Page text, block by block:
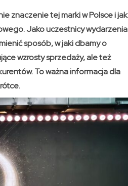
znaczenie tej marki w Polsce i jak
Jako uczestnicy wydarzenia
sposób, w jaki dbamy o
wzrosty sprzedaży, ale też
To ważna informacja dla